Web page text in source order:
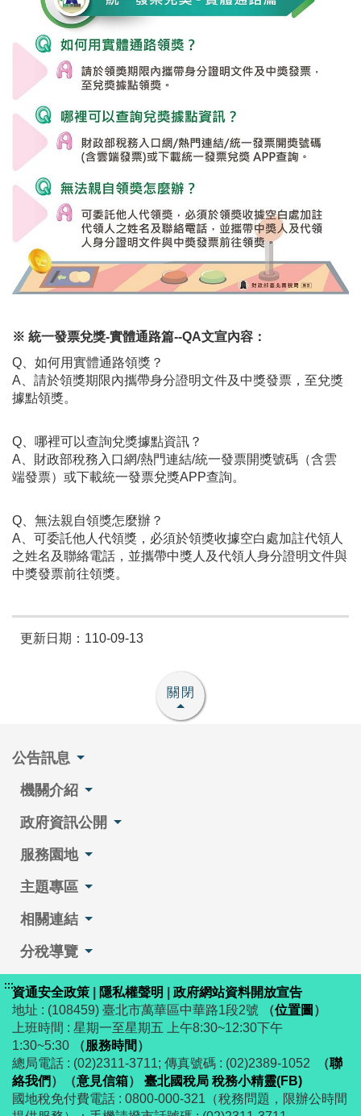
※ 統一發票兌獎-實體通路篇--QA文宣內容：
Q、如何用實體通路領獎？
A、請於領獎期限內攜帶身分證明文件及中獎發票，至兌獎
據點領獎。
Q、哪裡可以查詢兌獎據點資訊？
A、財政部稅務入口網/熱門連結/統一發票開獎號碼（含雲
端發票）或下載統一發票兌獎APP查詢。
Q、無法親自領獎怎麼辦？
A、可委託他人代領獎，必須於領獎收據空白處加註代領人
之姓名及聯絡電話，並攜帶中獎人及代領人身分證明文件與
中獎發票前往領獎。
更新日期：110-09-13
關閉
公告訊息
機關介紹
政府資訊公開
服務園地
主題專區
相關連結
分稅導覽
:::資通安全政策 隱私權聲明
政府網站資料開放宣告
地址 : (108459) 臺北市萬華區中華路1段2號
（位置圖 ）
上班時間 : 星期一至星期五 上午8:30~12:30下午
1:30~5:30
（服務時間 ）
總局電話 : (02)2311-3711; 傳真號碼 : (02)2389-1052
（聯
絡我們 ） （意見信箱）
臺北國稅局 稅務小精靈(FB)
國地稅免付費電話 : 0800-000-321（稅務問題，限辦公時間